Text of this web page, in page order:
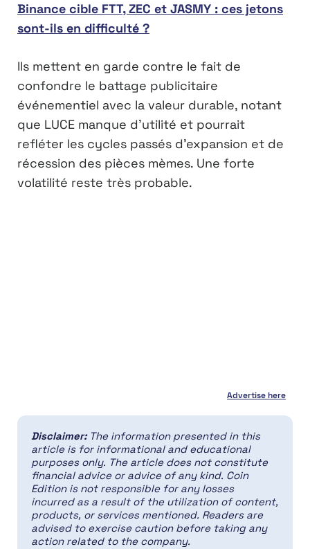
Binance cible FTT, ZEC et JASMY : ces jetons
sont-ils en difficulté ?
Ils mettent en garde contre le fait de
confondre le battage publicitaire
événementiel avec la valeur durable, notant
que LUCE manque d’utilité et pourrait
refléter les cycles passés d’expansion et de
récession des pièces mèmes. Une forte
volatilité reste très probable.
Advertise here
Disclaimer: The information presented in this
article is for informational and educational
purposes only. The article does not constitute
financial advice or advice of any kind. Coin
Edition is not responsible for any losses
incurred as a result of the utilization of content,
products, or services mentioned. Readers are
advised to exercise caution before taking any
action related to the company.